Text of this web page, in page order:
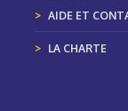
AIDE ET
LA CHARTE